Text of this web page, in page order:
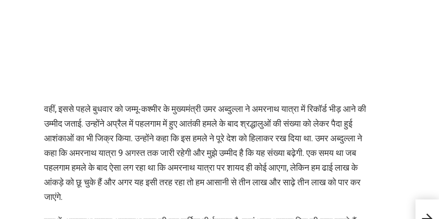
वहीं, इससे पहले बुधवार को जम्मू-कश्मीर के मुख्यमंत्री उमर अब्दुल्ला ने अमरनाथ यात्रा में रिकॉर्ड भीड़ आने की
उम्मीद जताई. उन्होंने अप्रैल में पहलगाम में हुए आतंकी हमले के बाद श्रद्धालुओं की संख्या को लेकर पैदा हुई
आशंकाओं का भी जिक्र किया. उन्होंने कहा कि इस हमले ने पूरे देश को हिलाकर रख दिया था. उमर अब्दुल्ला ने
कहा कि अमरनाथ यात्रा 9 अगस्त तक जारी रहेगी और मुझे उम्मीद है कि यह संख्या बढ़ेगी. एक समय था जब
पहलगाम हमले के बाद ऐसा लग रहा था कि अमरनाथ यात्रा पर शायद ही कोई आएगा, लेकिन हम ढाई लाख के
आंकड़े को छू चुके हैं और अगर यह इसी तरह रहा तो हम आसानी से तीन लाख और साढ़े तीन लाख को पार कर
जाएंगे.
नई